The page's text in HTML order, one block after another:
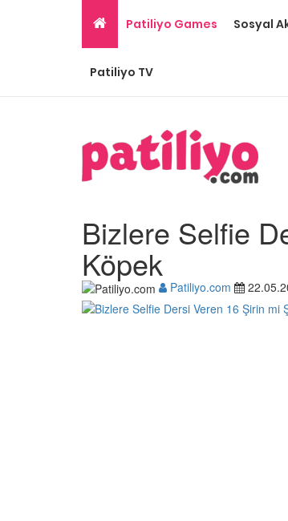
Patiliyo Games Sosyal
Patiliyo TV
Bizlere Selfie
Köpek
Patiliyo.com
Ev